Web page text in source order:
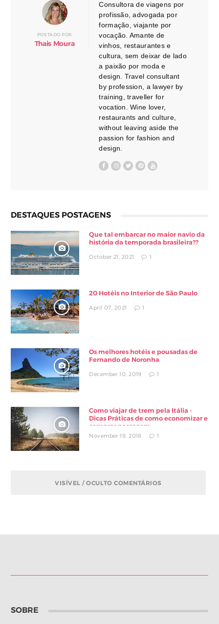
POSTADO POR
Thais Moura
Consultora de viagens por
profissão, advogada por
formação, viajante por
vocação. Amante de
vinhos, restaurantes e
cultura, sem deixar de lado
a paixão por moda e
design. Travel consultant
by profession, a lawyer by
training, traveller for
vocation. Wine lover,
restaurants and culture,
without leaving aside the
passion for fashion and
design.
DESTAQUES POSTAGENS
Que tal embarcar no maior navio da
história da temporada brasileira??
October 21, 2021
20 Hotéis no Interior de São Paulo
April 07, 2021
Os melhores hotéis e pousadas de
Fernando de Noronha
December 10, 2019
Como viajar de trem pela Itália -
Dicas Práticas de como economizar e
comprar passagem
November 19, 2018
VISÍVEL / OCULTO COMENTÁRIOS
SOBRE